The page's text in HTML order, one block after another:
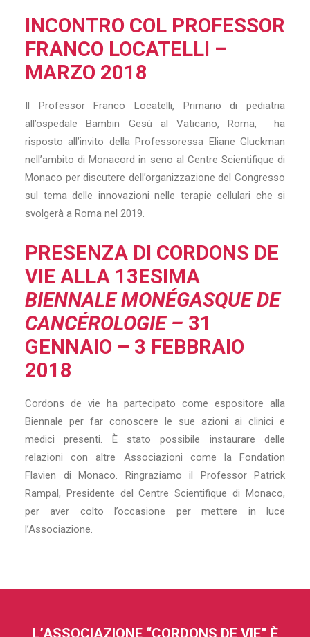
INCONTRO COL PROFESSOR
FRANCO LOCATELLI –
MARZO 2018
Il Professor Franco Locatelli, Primario di pediatria
all’ospedale Bambin Gesù al Vaticano, Roma, ha
risposto all’invito della Professoressa Eliane Gluckman
nell’ambito di Monacord in seno al Centre Scientifique di
Monaco per discutere dell’organizzazione del Congresso
sul tema delle innovazioni nelle terapie cellulari che si
svolgerà a Roma nel 2019.
PRESENZA DI CORDONS DE
VIE ALLA 13ESIMA
BIENNALE MONÉGASQUE DE
CANCÉROLOGIE – 31
GENNAIO – 3 FEBBRAIO
2018
Cordons de vie ha partecipato come espositore alla
Biennale per far conoscere le sue azioni ai clinici e
medici presenti. È stato possibile instaurare delle
relazioni con altre Associazioni come la Fondation
Flavien di Monaco. Ringraziamo il Professor Patrick
Rampal, Presidente del Centre Scientifique di Monaco,
per aver colto l’occasione per mettere in luce
l’Associazione.
L’ASSOCIAZIONE “CORDONS DE VIE” È